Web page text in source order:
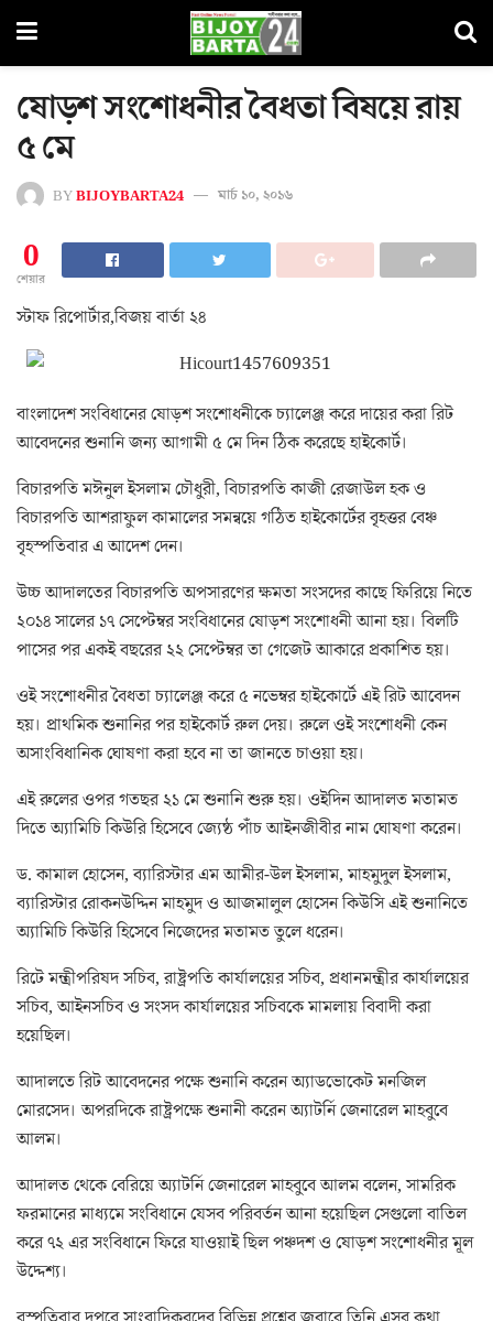
ষোড়শ সংশোধনীর বৈধতা বিষয়ে রায়
৫ মে
BYBIJOYBARTA24 মার্চ ১০, ২০১৬
0
শেয়ার
স্টাফ রিপোর্টার,বিজয় বার্তা ২৪
বাংলাদেশ সংবিধানের ষোড়শ সংশোধনীকে চ্যালেঞ্জ করে দায়ের করা রিট
আবেদনের শুনানি জন্য আগামী ৫ মে দিন ঠিক করেছে হাইকোর্ট।
বিচারপতি মঈনুল ইসলাম চৌধুরী, বিচারপতি কাজী রেজাউল হক ও
বিচারপতি আশরাফুল কামালের সমন্বয়ে গঠিত হাইকোর্টের বৃহত্তর বেঞ্চ
বৃহস্পতিবার এ আদেশ দেন।
উচ্চ আদালতের বিচারপতি অপসারণের ক্ষমতা সংসদের কাছে ফিরিয়ে নিতে
২০১৪ সালের ১৭ সেপ্টেম্বর সংবিধানের ষোড়শ সংশোধনী আনা হয়। বিলটি
পাসের পর একই বছরের ২২ সেপ্টেম্বর তা গেজেট আকারে প্রকাশিত হয়।
ওই সংশোধনীর বৈধতা চ্যালেঞ্জ করে ৫ নভেম্বর হাইকোর্টে এই রিট আবেদন
হয়। প্রাথমিক শুনানির পর হাইকোর্ট রুল দেয়। রুলে ওই সংশোধনী কেন
অসাংবিধানিক ঘোষণা করা হবে না তা জানতে চাওয়া হয়।
এই রুলের ওপর গতছর ২১ মে শুনানি শুরু হয়। ওইদিন আদালত মতামত
দিতে অ্যামিচি কিউরি হিসেবে জ্যেষ্ঠ পাঁচ আইনজীবীর নাম ঘোষণা করেন।
ড. কামাল হোসেন, ব্যারিস্টার এম আমীর-উল ইসলাম, মাহমুদুল ইসলাম,
ব্যারিস্টার রোকনউদ্দিন মাহমুদ ও আজমালুল হোসেন কিউসি এই শুনানিতে
অ্যামিচি কিউরি হিসেবে নিজেদের মতামত তুলে ধরেন।
রিটে মন্ত্রীপরিষদ সচিব, রাষ্ট্রপতি কার্যালয়ের সচিব, প্রধানমন্ত্রীর কার্যালয়ের
সচিব, আইনসচিব ও সংসদ কার্যালয়ের সচিবকে মামলায় বিবাদী করা
হয়েছিল।
আদালতে রিট আবেদনের পক্ষে শুনানি করেন অ্যাডভোকেট মনজিল
মোরসেদ। অপরদিকে রাষ্ট্রপক্ষে শুনানী করেন অ্যাটর্নি জেনারেল মাহবুবে
আলম।
আদালত থেকে বেরিয়ে অ্যাটর্নি জেনারেল মাহবুবে আলম বলেন, সামরিক
ফরমানের মাধ্যমে সংবিধানে যেসব পরিবর্তন আনা হয়েছিল সেগুলো বাতিল
করে ৭২ এর সংবিধানে ফিরে যাওয়াই ছিল পঞ্চদশ ও ষোড়শ সংশোধনীর মূল
উদ্দেশ্য।